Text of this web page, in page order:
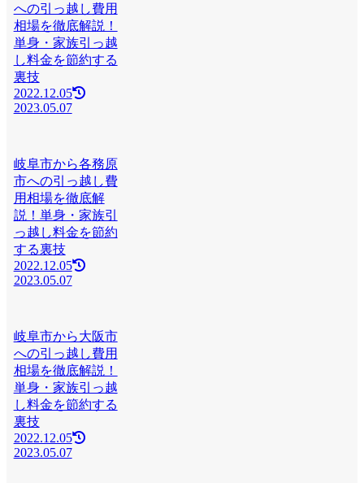
への引っ越し費用
相場を徹底解説！
単身・家族引っ越
し料金を節約する
裏技
2022.12.05
2023.05.07
岐阜市から各務原
市への引っ越し費
用相場を徹底解
説！単身・家族引
っ越し料金を節約
する裏技
2022.12.05
2023.05.07
岐阜市から大阪市
への引っ越し費用
相場を徹底解説！
単身・家族引っ越
し料金を節約する
裏技
2022.12.05
2023.05.07